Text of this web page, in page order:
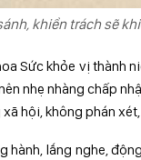
khiển trách sẽ
Sức khỏe vị thành
nhẹ nhàng chấp
hội, không phán
hành, lắng nghe,